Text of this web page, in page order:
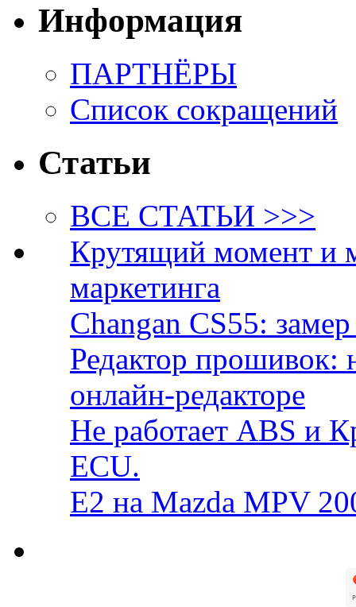
Информация
ПАРТНЁРЫ
Список сокращений
Статьи
ВСЕ СТАТЬИ >>>
Крутящий момент и
маркетинга
Changan CS55:
Редактор прошивок:
онлайн-редакторе
Не работает ABS и
ECU.
E2 на Mazda MPV